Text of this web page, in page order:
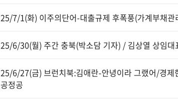
25/7/1(화) 이주의단어-대출규제 후폭풍(가계부채
25/6/30(월) 주간 충북(박소담 기자) / 김상열 상임대
25/6/27(금) 브런치북:김애란-안녕이라 그랬어/경
공정공